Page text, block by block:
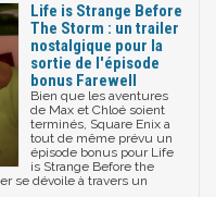
Life is Strange Before
The Storm : un trailer
nostalgique pour la
sortie de l'épisode
bonus Farewell
Bien que les aventures
de Max et Chloé soient
terminés, Square Enix a
tout de même prévu un
épisode bonus pour Life
is Strange Before the
se dévoile à travers un